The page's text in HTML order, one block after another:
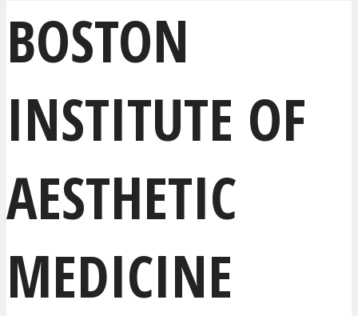
BOSTON
INSTITUTE OF
AESTHETIC
MEDICINE